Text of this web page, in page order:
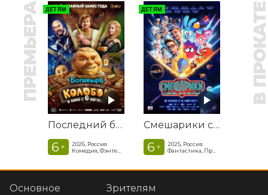
ПРЕМЬЕРА ДЕТЯМ
Последний богатырь. Колобок
6 +
2026, Россия
ДЕТЯМ
Смешарики сквозь вселенные
6 +
2025, Россия
В
Основное
Зрителям